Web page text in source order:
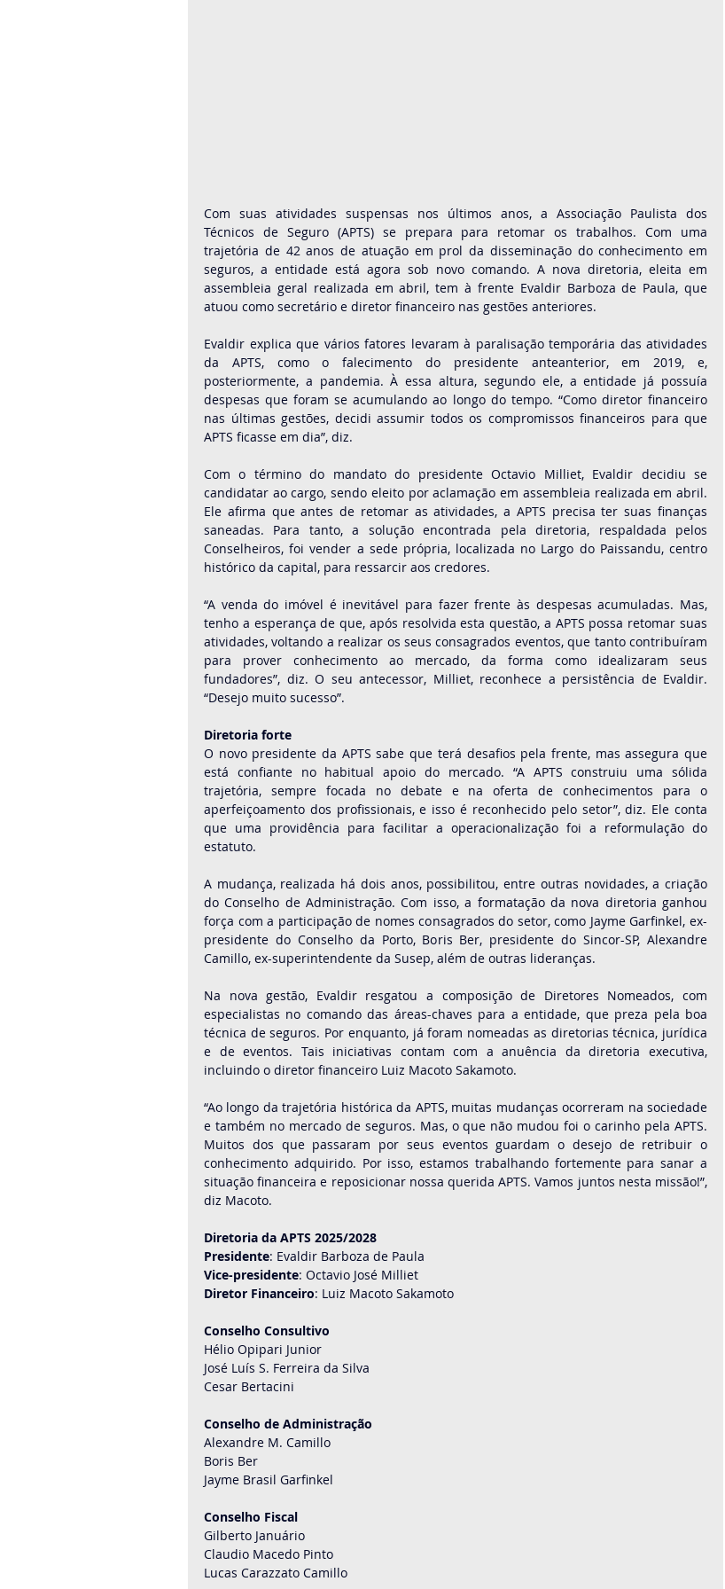
Com suas atividades suspensas nos últimos anos, a Associação Paulista dos
Técnicos de Seguro (APTS) se prepara para retomar os trabalhos. Com uma
trajetória de 42 anos de atuação em prol da disseminação do conhecimento em
seguros, a entidade está agora sob novo comando. A nova diretoria, eleita em
assembleia geral realizada em abril, tem à frente Evaldir Barboza de Paula, que
atuou como secretário e diretor financeiro nas gestões anteriores.
Evaldir explica que vários fatores levaram à paralisação temporária das atividades
da APTS, como o falecimento do presidente anteanterior, em 2019, e,
posteriormente, a pandemia. À essa altura, segundo ele, a entidade já possuía
despesas que foram se acumulando ao longo do tempo. “Como diretor financeiro
nas últimas gestões, decidi assumir todos os compromissos financeiros para que
APTS ficasse em dia”, diz.
Com o término do mandato do presidente Octavio Milliet, Evaldir decidiu se
candidatar ao cargo, sendo eleito por aclamação em assembleia realizada em abril.
Ele afirma que antes de retomar as atividades, a APTS precisa ter suas finanças
saneadas. Para tanto, a solução encontrada pela diretoria, respaldada pelos
Conselheiros, foi vender a sede própria, localizada no Largo do Paissandu, centro
histórico da capital, para ressarcir aos credores.
“A venda do imóvel é inevitável para fazer frente às despesas acumuladas. Mas,
tenho a esperança de que, após resolvida esta questão, a APTS possa retomar suas
atividades, voltando a realizar os seus consagrados eventos, que tanto contribuíram
para prover conhecimento ao mercado, da forma como idealizaram seus
fundadores”, diz. O seu antecessor, Milliet, reconhece a persistência de Evaldir.
“Desejo muito sucesso”.
Diretoria forte
O novo presidente da APTS sabe que terá desafios pela frente, mas assegura que
está confiante no habitual apoio do mercado. “A APTS construiu uma sólida
trajetória, sempre focada no debate e na oferta de conhecimentos para o
aperfeiçoamento dos profissionais, e isso é reconhecido pelo setor”, diz. Ele conta
que uma providência para facilitar a operacionalização foi a reformulação do
estatuto.
A mudança, realizada há dois anos, possibilitou, entre outras novidades, a criação
do Conselho de Administração. Com isso, a formatação da nova diretoria ganhou
força com a participação de nomes consagrados do setor, como Jayme Garfinkel, ex-
presidente do Conselho da Porto, Boris Ber, presidente do Sincor-SP, Alexandre
Camillo, ex-superintendente da Susep, além de outras lideranças.
Na nova gestão, Evaldir resgatou a composição de Diretores Nomeados, com
especialistas no comando das áreas-chaves para a entidade, que preza pela boa
técnica de seguros. Por enquanto, já foram nomeadas as diretorias técnica, jurídica
e de eventos. Tais iniciativas contam com a anuência da diretoria executiva,
incluindo o diretor financeiro Luiz Macoto Sakamoto.
“Ao longo da trajetória histórica da APTS, muitas mudanças ocorreram na sociedade
e também no mercado de seguros. Mas, o que não mudou foi o carinho pela APTS.
Muitos dos que passaram por seus eventos guardam o desejo de retribuir o
conhecimento adquirido. Por isso, estamos trabalhando fortemente para sanar a
situação financeira e reposicionar nossa querida APTS. Vamos juntos nesta missão!”,
diz Macoto.
Diretoria da APTS 2025/2028
Presidente: Evaldir Barboza de Paula
Vice-presidente: Octavio José Milliet
Diretor Financeiro: Luiz Macoto Sakamoto
Conselho Consultivo
Hélio Opipari Junior
José Luís S. Ferreira da Silva
Cesar Bertacini
Conselho de Administração
Alexandre M. Camillo
Boris Ber
Jayme Brasil Garfinkel
Conselho Fiscal
Gilberto Januário
Claudio Macedo Pinto
Lucas Carazzato Camillo